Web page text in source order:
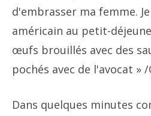
d'embrasser ma femme.
américain au petit-
œufs brouillés avec des
pochés avec de l'avocat » /
Dans quelques minutes